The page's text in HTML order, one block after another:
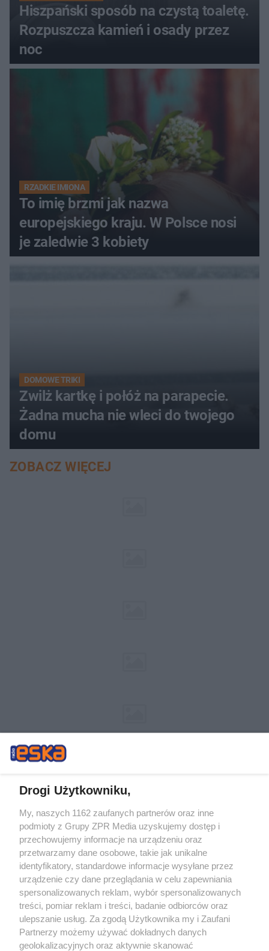
Hiszpański sposób na czystą toaletę.
Rozpuszcza kamień i osady przez
noc
RZADKIE IMIONA
To imię brzmi jak nazwa
europejskiego kraju. W Polsce nosi
je zaledwie 3 kobiety
DOMOWE TRIKI
Zwilż kartkę i połóż na parapecie.
Żadna mucha nie wleci do twojego
domu
ZOBACZ WIĘCEJ
Żaden utwór zamieszczony w serwisie nie może być powielany i
rozpowszechniany lub dalej rozpowszechniany w jakikolwiek sposób (w
tym także elektroniczny lub mechaniczny) na jakimkolwiek polu
eksploatacji w jakiejkolwiek formie, włącznie z umieszczaniem w Internecie
bez pisemnej zgody właściciela praw. Jakiekolwiek użycie lub
wykorzystanie utworów w całości lub w części z naruszeniem prawa, tzn.
bez właściwej zgody, jest zabronione pod groźbą kary i może być ścigane
prawnie.
Drogi Użytkowniku,
My, naszych 1162 zaufanych partnerów oraz inne
podmioty z Grupy ZPR Media uzyskujemy dostęp i
przechowujemy informacje na urządzeniu oraz
przetwarzamy dane osobowe, takie jak unikalne
identyfikatory, standardowe informacje wysyłane przez
urządzenie czy dane przeglądania w celu zapewniania
spersonalizowanych reklam, wybór spersonalizowanych
treści, pomiar reklam i treści, badanie odbiorców oraz
ulepszanie usług. Za zgodą Użytkownika my i Zaufani
Partnerzy możemy używać dokładnych danych
geolokalizacyjnych oraz aktywnie skanować